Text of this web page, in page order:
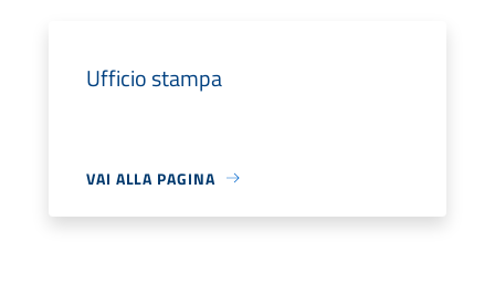
Ufficio stampa
VAI ALLA PAGINA